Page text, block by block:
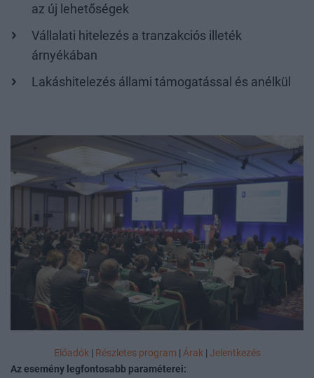
az új lehetőségek
Vállalati hitelezés a tranzakciós illeték
árnyékában
Lakáshitelezés állami támogatással és anélkül
Előadók| Részletes program | Árak| Jelentkezés
Az esemény legfontosabb paraméterei: